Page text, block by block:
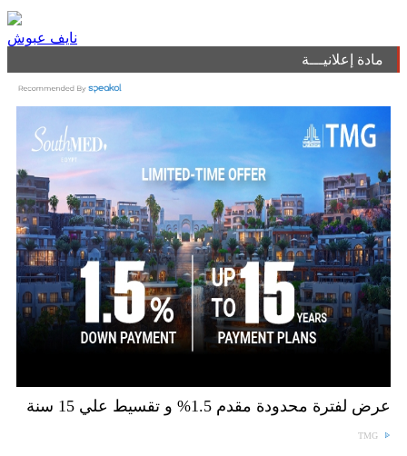
نايف عبوش
مادة إعلانيـــة
عرض لفترة محدودة مقدم 1.5% و تقسيط علي 15 سنة
TMG